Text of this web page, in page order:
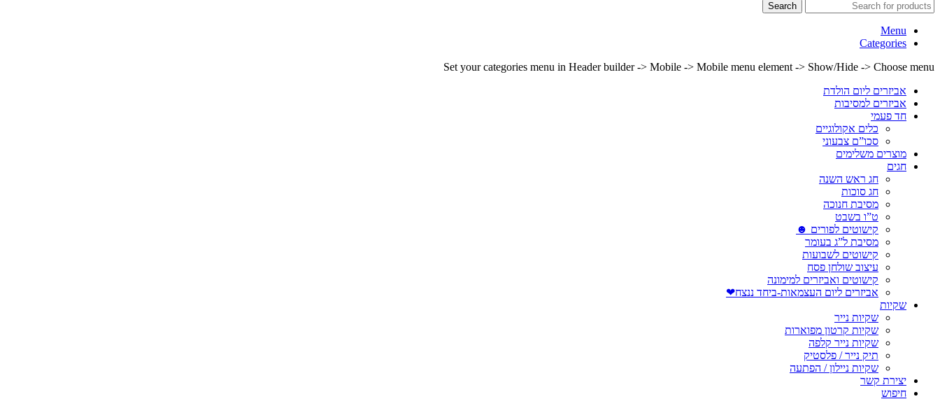
Search
Menu
Categories
Set your categories menu in Header builder -> Mobile -> Mobile menu element -> Show/Hide -> Choose menu
אביזרים ליום הולדת
אביזרים למסיבות
חד פעמי
כלים אקולוגיים
סכו”ם צבעוני
מוצרים משלימים
חגים
חג ראש השנה
חג סוכות
מסיבת חנוכה
ט”ו בשבט
קישוטים לפורים ☻
מסיבת ל”ג בעומר
קישוטים לשבועות
עיצוב שולחן פסח
קישוטים ואביזרים למימונה
אביזרים ליום העצמאות-ביחד ננצח❤
שקיות
שקיות נייר
שקיות קרטון מפוארות
שקיות נייר קלפה
תיק נייר / פלסטיק
שקיות ניילון / הפתעה
יצירת קשר
חיפוש